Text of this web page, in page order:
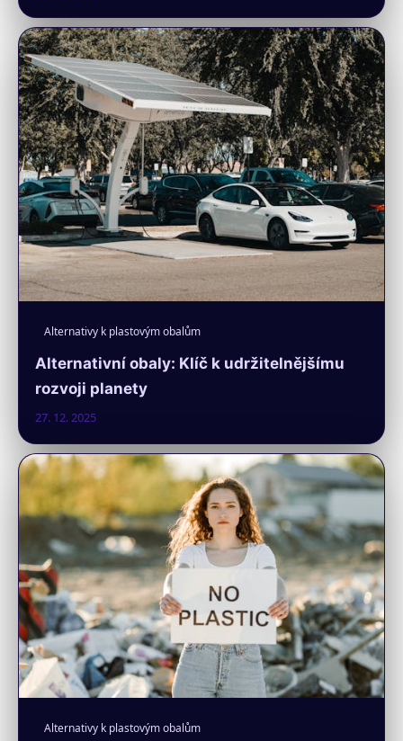
Alternativy k plastovým obalům
Alternativní obaly: Klíč k udržitelnějšímu
rozvoji planety
27. 12. 2025
Alternativy k plastovým obalům